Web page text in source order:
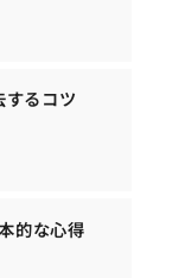
するコツ
的な心得